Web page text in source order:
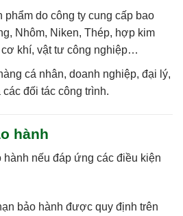
phẩm do công ty cung cấpbao
Nhôm, Niken, Thép, hợp kim
khí, vật tư công nghiệp…
cá nhân, doanh nghiệp, đại lý,
đối tác công trình.
hành
nếu đáp ứng các điều kiện
bảo hành được quy định trên